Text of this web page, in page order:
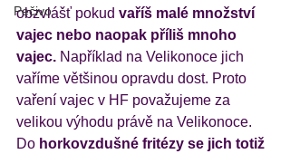
Pečivo
obzvlášť pokud vaříš malé množství
vajec nebo naopak příliš mnoho
vajec. Například na Velikonoce jich
vaříme většinou opravdu dost. Proto
vaření vajec v HF považujeme za
velikou výhodu právě na Velikonoce.
Do horkovzdušné fritézy se jich totiž